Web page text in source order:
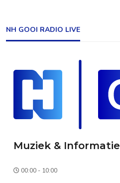
NH GOOI RADIO LIVE
Muziek & Informatie
00:00 - 10:00